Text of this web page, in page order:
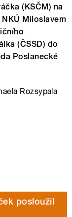
(KSČM) na
Miloslavem
(ČSSD) do
Poslanecké
Rozsypala
posloužil